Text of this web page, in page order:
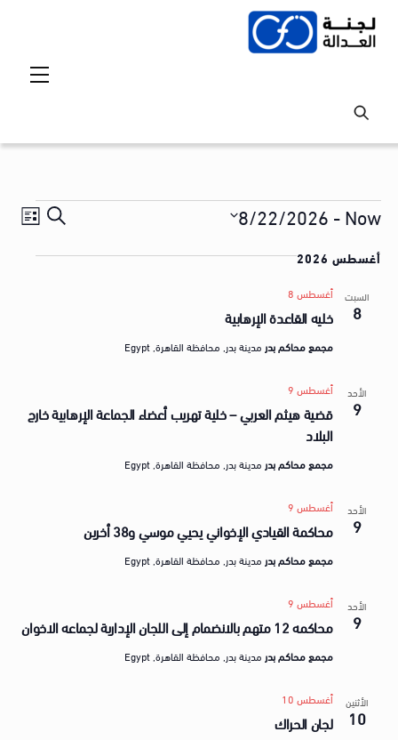
Skip
Events
Events
S
ق
ا
ق
Now
-
8/22/2026
e
أغسطس 2026
السبت
8 خليه القاعدة الإرهابية
أغسطس 8
مجمع محاكم بدر مدينة بدر, محافظة القاهرة, Egypt
الأحد
9
قضية هيثم العربي – خلية تهريب أعضاء الجماعة الإرهابية خارج
البلاد
أغسطس 9
مجمع محاكم بدر مدينة بدر, محافظة القاهرة, Egypt
الأحد
9 محاكمة القيادي الإخواني يحيي موسي و38 أخرين
أغسطس 9
مجمع محاكم بدر مدينة بدر, محافظة القاهرة, Egypt
الأحد
9 محاكمه 12 متهم بالانضمام إلى اللجان الإدارية لجماعه الاخوان
أغسطس 9
مجمع محاكم بدر مدينة بدر, محافظة القاهرة, Egypt
الأثنين
10 لجان الحراك
أغسطس 10